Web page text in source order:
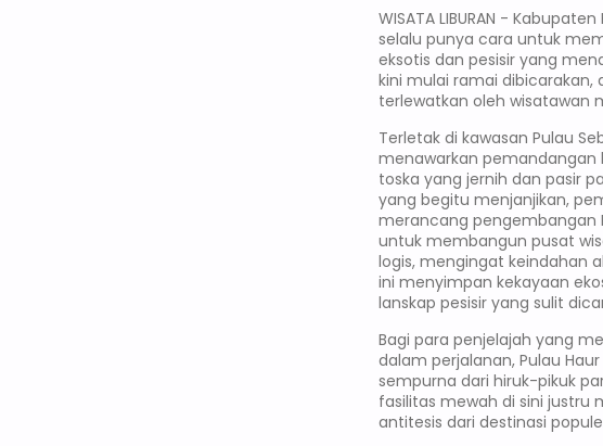
WISATA LIBURAN -
selalu punya cara untuk
eksotis dan pesisir yang
kini mulai ramai
terlewatkan oleh wisatawan
Terletak di kawasan Pulau
menawarkan pemandangan
toska yang jernih dan pasir
yang begitu menjanjikan,
merancang pengembangan
untuk membangun pusat
logis, mengingat keindahan
ini menyimpan kekayaan
lanskap pesisir yang sulit
Bagi para penjelajah yang
dalam perjalanan, Pulau
sempurna dari hiruk-pikuk
fasilitas mewah di sini justru
antitesis dari destinasi